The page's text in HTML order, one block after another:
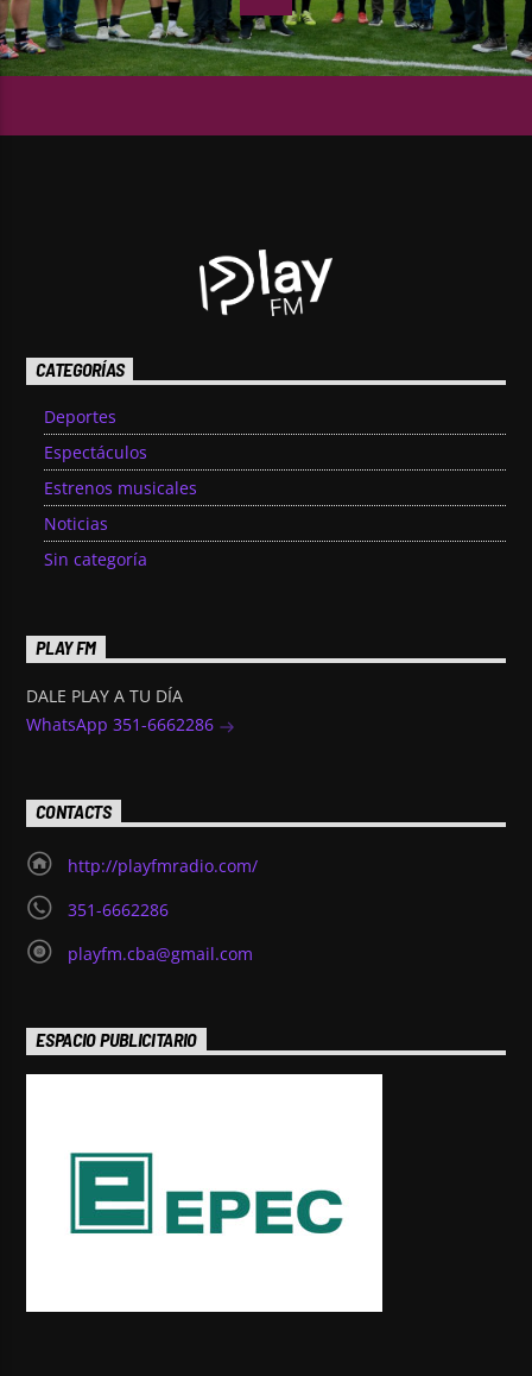
CATEGORÍAS
Deportes
Espectáculos
Estrenos musicales
Noticias
Sin categoría
PLAY FM
DALE PLAY A TU DÍA
WhatsApp 351-6662286
CONTACTS
http://playfmradio.com/
351-6662286
playfm.cba@gmail.com
ESPACIO PUBLICITARIO